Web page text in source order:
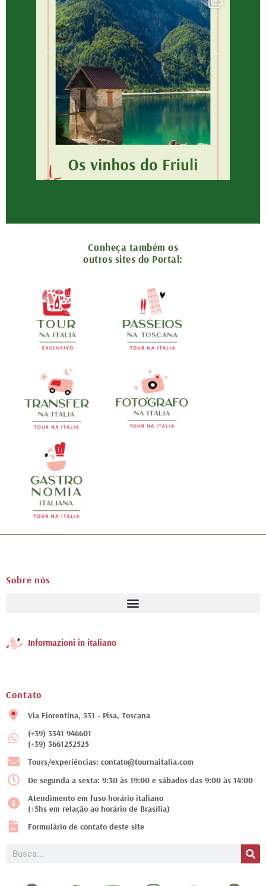
Conheça também os
outros sites do Portal:
Sobre nós
Informazioni in italiano
Contato
Via Fiorentina, 531 - Pisa, Toscana
(+39) 3341 946601
(+39) 3661252525
Tours/experiências: contato@tournaitalia.com
De segunda a sexta: 9:30 às 19:00 e sábados das 9:00 às 14:00
Atendimento em fuso horário italiano
(+5hs em relação ao horário de Brasília)
Formulário de contato deste site
Pesquisar